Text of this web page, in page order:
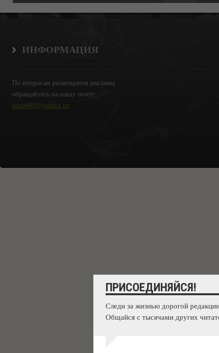
ИНФОРМАЦИЯ
По вопросам размещения рекламы
обращайтесь на нашу почту:
gena480@yandex.ru
ПРИСОЕДИНЯЙСЯ!
Следи за жизнью дорогой
Общайся с тысячами других